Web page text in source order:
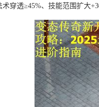
穿透≥45%、技能范围扩大